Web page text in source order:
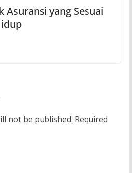
Asuransi yang Sesuai
not be published. Required